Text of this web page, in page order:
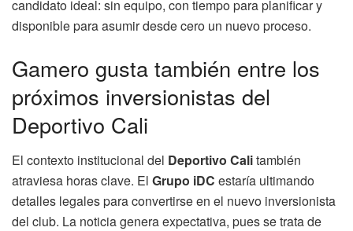
candidato ideal: sin equipo, con tiempo para planificar y
disponible para asumir desde cero un nuevo proceso.
Gamero gusta también entre los
próximos inversionistas del
Deportivo Cali
El contexto institucional del Deportivo Calitambién
atraviesa horas clave. El Grupo iDC estaría ultimando
detalles legales para convertirse en el nuevo inversionista
del club. La noticia genera expectativa, pues se trata de